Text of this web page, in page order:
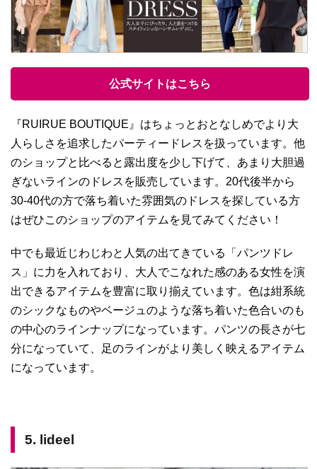
公式サイトはこちら
『RUIRUE BOUTIQUE』はちょっとおとなしめでより大
人らしさを追求したパーティードレスを扱っています。他
のショップと比べると露出度を少し下げて、あまり大胆過
ぎないラインのドレスを販売しています。20代後半から
30-40代の方で落ち着いた雰囲気のドレスを探している方
はぜひこのショップのアイテムを見てみてください！
中でも最近じわじわと人気の出てきている「パンツドレ
ス」に力を入れており、大人でこなれた感のある女性を演
出できるアイテムを豊富に取り揃えています。色は紺系統
のシックなものやベージュのような落ち着いた色合いのも
の中心のラインナップになっています。パンツの長さが七
分になっていて、足のラインがより美しく映えるアイテム
になっています。
5. lideel